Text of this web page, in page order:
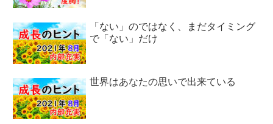
「ない」のではなく、まだタイミング
で「ない」だけ
世界はあなたの思いで出来ている